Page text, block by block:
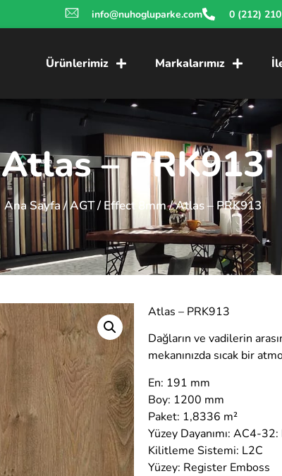
info@nuhogluparke.com 0 (212)
Ürünlerimiz Markalarımız
Atlas – PRK913
Ana Sayfa /AGT/ Effect 8mm/ Atlas – PRK913
Atlas – PRK913
Dağların ve vadilerin
mekanınızda sıcak bir
En: 191 mm
Boy: 1200 mm
Paket: 1,8336 m²
Yüzey Dayanımı: AC4-
Kilitleme Sistemi: L2C
Yüzey: Register Emboss